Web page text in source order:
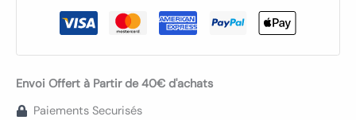
Envoi Offert à Partir de 40€ d'achats
Paiements Securisés